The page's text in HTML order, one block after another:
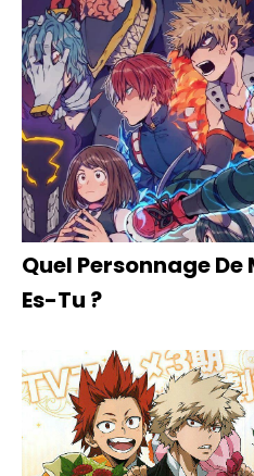
Quel Personnage
Es-Tu ?